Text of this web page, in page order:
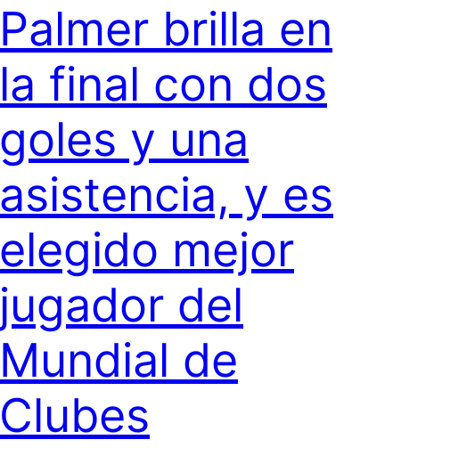
Palmer brilla en
la final con dos
goles y una
asistencia, y es
elegido mejor
jugador del
Mundial de
Clubes